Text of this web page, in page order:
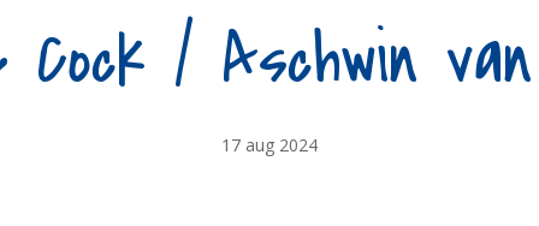
/ Aschwin
17 aug 2024